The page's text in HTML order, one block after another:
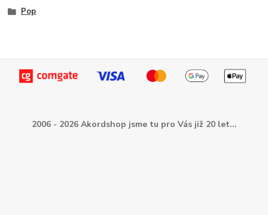
Pop
2006 - 2026 Akordshop jsme tu pro Vás již 20 let...